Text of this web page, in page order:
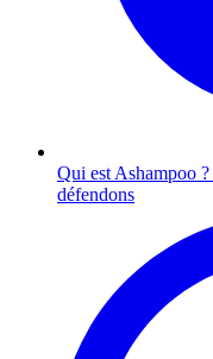
Qui est Ashampoo ?
défendons